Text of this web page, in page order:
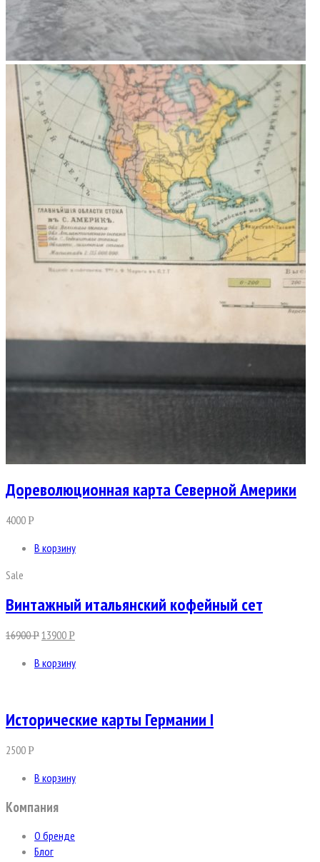
Дореволюционная карта Северной Америки
4000Р
В корзину
Sale
Винтажный итальянский кофейный сет
16900Р13900Р
В корзину
Исторические карты Германии I
2500Р
В корзину
Компания
О бренде
Блог